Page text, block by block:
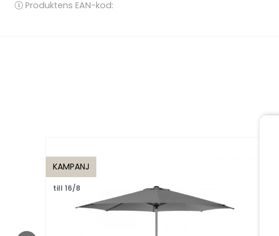
Produktens EAN-kod:
KAMPANJ
till 16/8